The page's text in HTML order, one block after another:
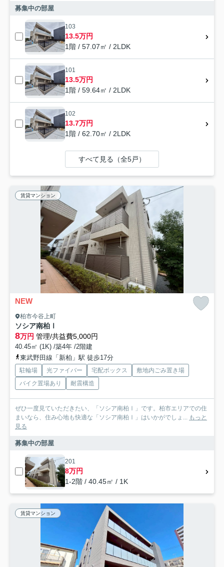
募集中の部屋
103
13.5万円
1階 / 57.07㎡ / 2LDK
101
13.5万円
1階 / 59.64㎡ / 2LDK
102
13.7万円
1階 / 62.70㎡ / 2LDK
すべて見る（全5戸）
賃貸マンション
NEW
柏市今谷上町
ソシア南柏Ⅰ
8万円 管理/共益費5,000円
40.45㎡ (1K) /築4年 /2階建
東武野田線「新柏」駅 徒歩17分
駐輪場 光ファイバー 宅配ボックス
敷地内ごみ置き場
バイク置場あり
耐震構造
ぜひ一度見ていただきたい、「ソシア南柏Ⅰ」です。柏市エリアでの住
まいなら、住み心地も快適な「ソシア南柏Ⅰ」はいかがでしょ...
もっと
見る
募集中の部屋
201
8万円
1-2階 / 40.45㎡ / 1K
賃貸マンション